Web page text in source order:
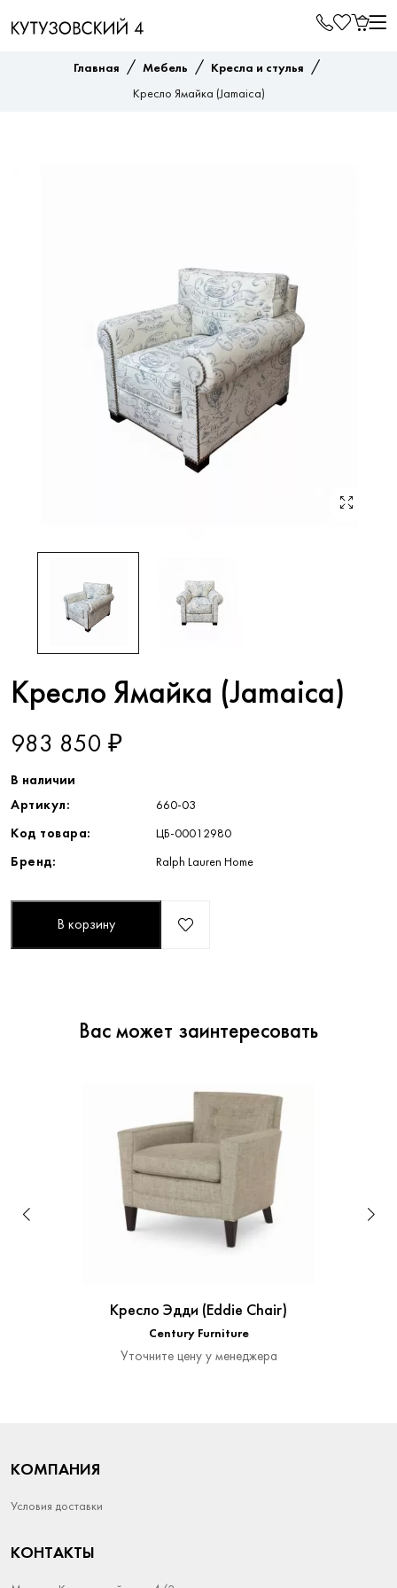
Главная / Мебель / Кресла и стулья /
Кресло Ямайка (Jamaica)
Кресло Ямайка (Jamaica)
983 850 ₽
В наличии
Артикул:
660-03
Код товара: ЦБ-00012980
Бренд: Ralph Lauren Home
В корзину
Вас может заинтересовать
Кресло Эдди (Eddie Chair)
Century Furniture
Уточните цену у менеджера
КОМПАНИЯ
Условия доставки
КОНТАКТЫ